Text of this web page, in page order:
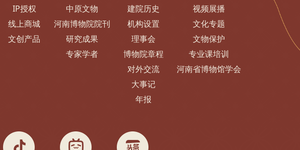
IP授权
线上商城
文创产品
中原文物
河南博物院院刊
研究成果
专家学者
建院历史
机构设置
理事会
博物院章程
对外交流
大事记
年报
视频展播
文化专题
文物保护
专业课培训
河南省博物馆学会